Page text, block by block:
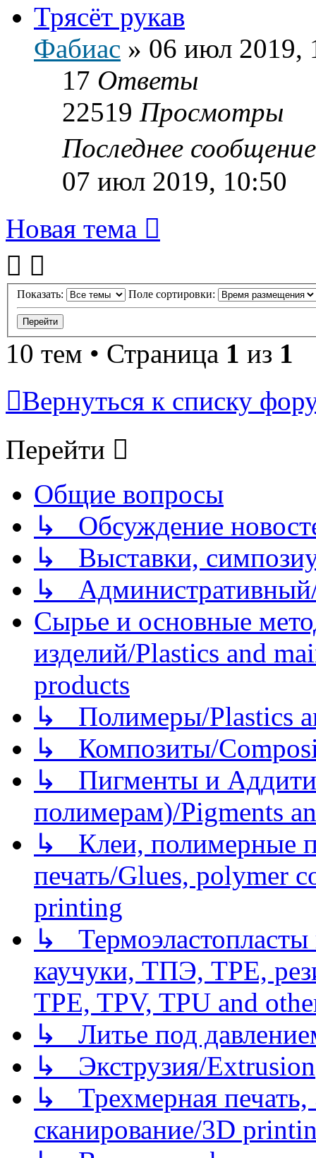
Трясёт рукав
Фабиас » 06 июл 2019,
17 Ответы
22519 Просмотры
Последнее
07 июл 2019, 10:50
Новая тема
Показать: Поле сортировки:
10 тем • Страница 1 из 1
Вернуться к списку
Перейти
Общие вопросы
↳ Обсуждение
↳ Выставки,
↳
Сырье и основные
изделий/Plastics and
products
↳ Полимеры/Plastics
↳ Композиты/
↳ Пигменты и
полимерам)/Pigments
↳ Клеи, полимерные
печать/Glues, polymer
printing
↳
каучуки, ТПЭ, TPE,
TPE, TPV, TPU and
↳ Литье под
↳ Экструзия/Extrusion
↳ Трехмерная
сканирование/3D